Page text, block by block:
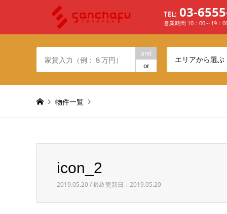
TEL: 03-
営業時間 10：00～19：
and
or
エリアから選ぶ
物件一覧
icon_2
2019.05.20 / 最終更新日：2019.05.20